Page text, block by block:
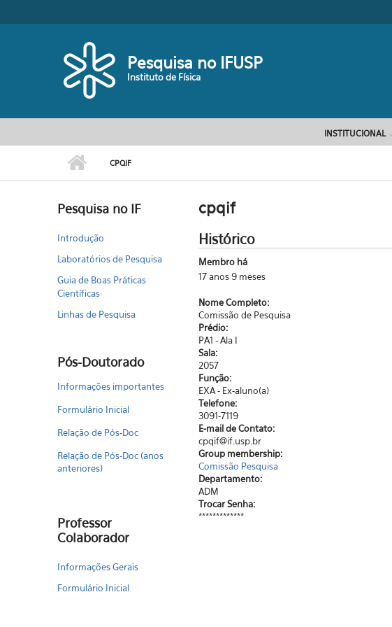
Pesquisa no IFUSP
Instituto de Física
INSTITUCIONAL
CPQIF
Pesquisa no IF
Introdução
Laboratórios de Pesquisa
Guia de Boas Práticas
Científicas
Linhas de Pesquisa
Pós-Doutorado
Informações importantes
Formulário Inicial
Relação de Pós-Doc
Relação de Pós-Doc (anos
anteriores)
Professor
Colaborador
Informações Gerais
Formulário Inicial
cpqif
Histórico
Membro há
17 anos 9 meses
Nome Completo:
Comissão de Pesquisa
Prédio:
PA1 - Ala I
Sala:
2057
Função:
EXA - Ex-aluno(a)
Telefone:
3091-7119
E-mail de Contato:
cpqif@if.usp.br
Group membership:
Comissão Pesquisa
Departamento:
ADM
Trocar Senha:
*************